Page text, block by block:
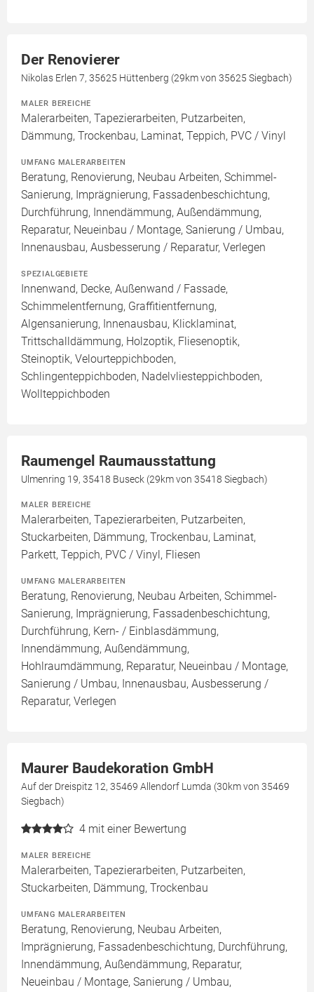
Der Renovierer
Nikolas Erlen 7, 35625 Hüttenberg (29km von 35625 Siegbach)
MALER BEREICHE
Malerarbeiten, Tapezierarbeiten, Putzarbeiten,
Dämmung, Trockenbau, Laminat, Teppich, PVC / Vinyl
UMFANG MALERARBEITEN
Beratung, Renovierung, Neubau Arbeiten, Schimmel-
Sanierung, Imprägnierung, Fassadenbeschichtung,
Durchführung, Innendämmung, Außendämmung,
Reparatur, Neueinbau / Montage, Sanierung / Umbau,
Innenausbau, Ausbesserung / Reparatur, Verlegen
SPEZIALGEBIETE
Innenwand, Decke, Außenwand / Fassade,
Schimmelentfernung, Graffitientfernung,
Algensanierung, Innenausbau, Klicklaminat,
Trittschalldämmung, Holzoptik, Fliesenoptik,
Steinoptik, Velourteppichboden,
Schlingenteppichboden, Nadelvliesteppichboden,
Wollteppichboden
Raumengel Raumausstattung
Ulmenring 19, 35418 Buseck (29km von 35418 Siegbach)
MALER BEREICHE
Malerarbeiten, Tapezierarbeiten, Putzarbeiten,
Stuckarbeiten, Dämmung, Trockenbau, Laminat,
Parkett, Teppich, PVC / Vinyl, Fliesen
UMFANG MALERARBEITEN
Beratung, Renovierung, Neubau Arbeiten, Schimmel-
Sanierung, Imprägnierung, Fassadenbeschichtung,
Durchführung, Kern- / Einblasdämmung,
Innendämmung, Außendämmung,
Hohlraumdämmung, Reparatur, Neueinbau / Montage,
Sanierung / Umbau, Innenausbau, Ausbesserung /
Reparatur, Verlegen
Maurer Baudekoration GmbH
Auf der Dreispitz 12, 35469 Allendorf Lumda (30km von 35469
Siegbach)
4 mit einer Bewertung
MALER BEREICHE
Malerarbeiten, Tapezierarbeiten, Putzarbeiten,
Stuckarbeiten, Dämmung, Trockenbau
UMFANG MALERARBEITEN
Beratung, Renovierung, Neubau Arbeiten,
Imprägnierung, Fassadenbeschichtung, Durchführung,
Innendämmung, Außendämmung, Reparatur,
Neueinbau / Montage, Sanierung / Umbau,